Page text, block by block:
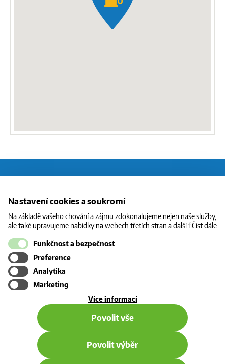
Nastavení cookies a soukromí
Na základě vašeho chování a zájmu zdokonalujeme nejen naše služby,
ale také upravujeme nabídky na webech třetích stran a další formy
souhlasu. Svoje nastavení můžete kdykoliv změnit v zápatí stránky v
„Nastavení soukromí". Více informací o tom, jak se soubory cookies a
osobními údaji pracujeme, včetně možností uplatnění vašich práv,
naleznete na webové stránce v sekci
Číst dále
Funkčnost a bezpečnost
Preference
Analytika
Marketing
Více informacío
Povolit vše
Povolit výběr
CENY
INFORMACE
KONTAKT